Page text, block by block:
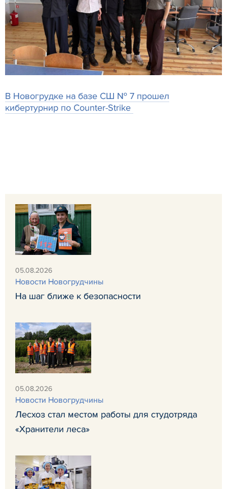
В Новогрудке на базе СШ № 7 прошел
кибертурнир по Counter-Strike
05.08.2026
Новости Новогрудчины
На шаг ближе к безопасности
05.08.2026
Новости Новогрудчины
Лесхоз стал местом работы для студотряда
«Хранители леса»